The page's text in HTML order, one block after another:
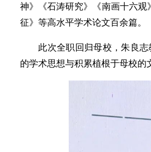
神》《石涛研究》《南画十六观
征》等高水平学术论文百余篇。
此次全职回归母校，朱良
的学术思想与积累植根于母校的